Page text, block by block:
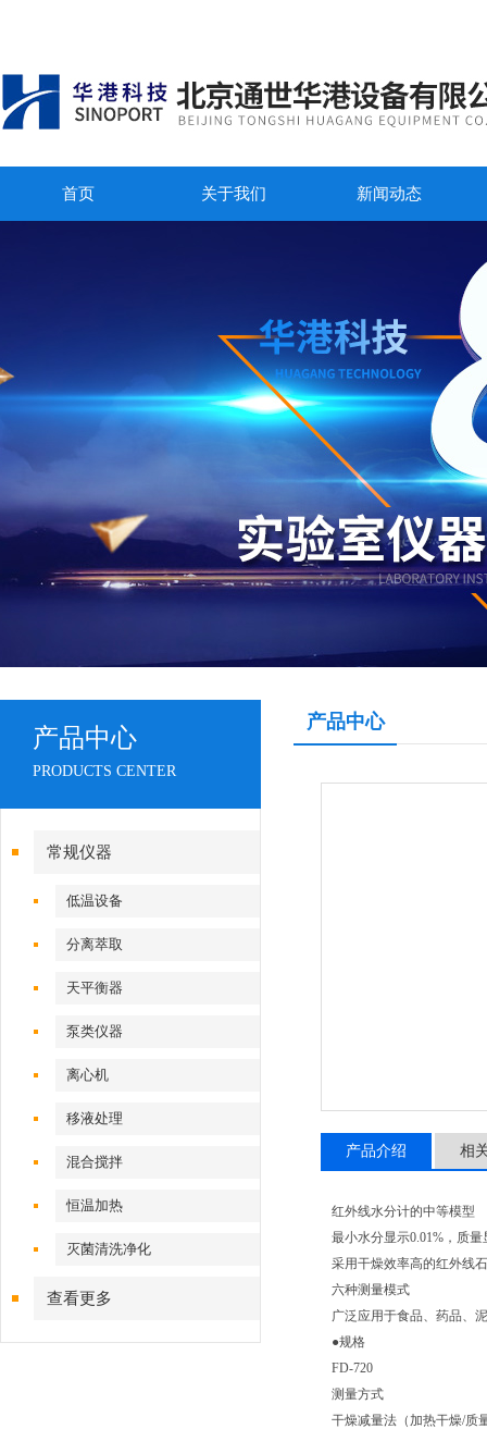
首页 关于我们 新闻动态
产品中心
PRODUCTS CENTER
常规仪器
低温设备
分离萃取
天平衡器
泵类仪器
离心机
移液处理
混合搅拌
恒温加热
灭菌清洗净化
查看更多
产品中心
产品介绍 相
红外线水分计的中等模型
最小水分显示0.01%，质量
采用干燥效率高的红外线
六种测量模式
广泛应用于食品、药品、
●规格
FD-720
测量方式
干燥减量法（加热干燥/质